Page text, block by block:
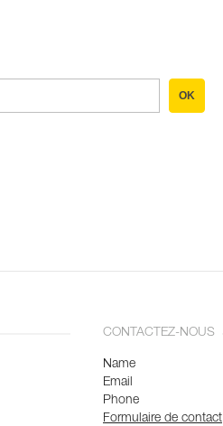
OK
CONTACTEZ-NOUS
Name
Email
Phone
Formulaire de contact